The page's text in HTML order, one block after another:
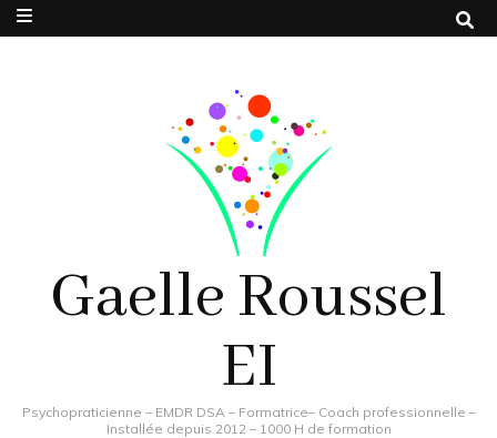
Gaelle Roussel
EI
Psychopraticienne – EMDR DSA – Formatrice– Coach professionnelle –
Installée depuis 2012 – 1000 H de formation